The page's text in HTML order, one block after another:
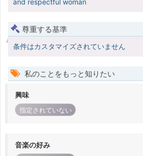
and respectful woman
尊重する基準
条件はカスタマイズされていません
私のことをもっと知りたい
興味
指定されていない
音楽の好み